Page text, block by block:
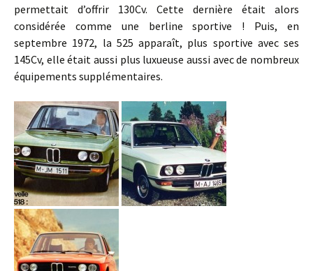
permettait d’offrir 130Cv. Cette dernière était alors
considérée comme une berline sportive ! Puis, en
septembre 1972, la 525 apparaît, plus sportive avec ses
145Cv, elle était aussi plus luxueuse aussi avec de nombreux
équipements supplémentaires.